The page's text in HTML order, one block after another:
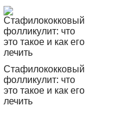
Стафилококковый
фолликулит: что
это такое и как его
лечить